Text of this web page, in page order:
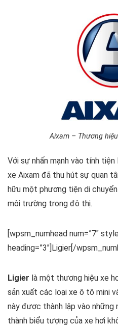
Aixam – Thương
Với sự nhấn mạnh vào tính
xe Aixam đã thu hút sự quan
hữu một phương tiện di
môi trường trong đô thị.
[wpsm_numhead num=”7″
heading=”3″]Ligier[/
Ligier là một thương hiệu xe
sản xuất các loại xe ô tô mini
này được thành lập vào
thành biểu tượng của xe hơi